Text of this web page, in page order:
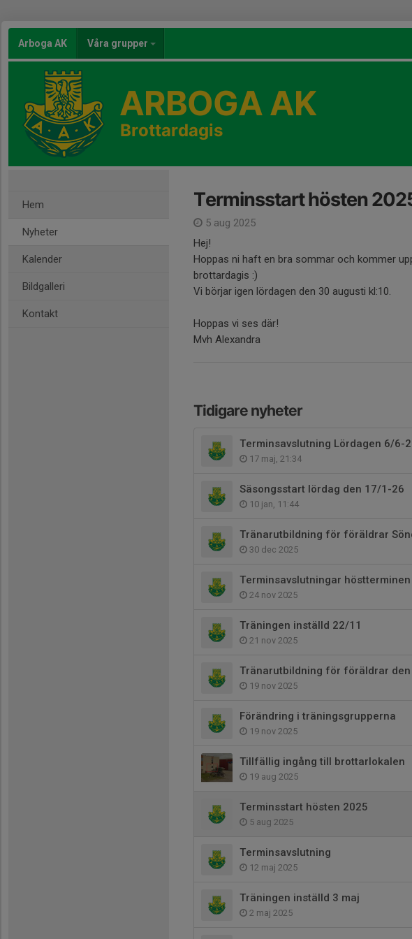
Arboga AK Våra grupper
ARBOGA AK
Brottardagis
Hem
Nyheter
Kalender
Bildgalleri
Kontakt
Terminsstart hösten
5 aug 2025
Hej!
Hoppas ni haft en bra sommar och kommer
brottardagis :)
Vi börjar igen lördagen den 30 augusti kl:10.
Hoppas vi ses där!
Mvh Alexandra
Tidigare nyheter
Terminsavslutning Lördagen 6/6-
17 maj, 21:34
Säsongsstart lördag den 17/1-26
10 jan, 11:44
Tränarutbildning för föräldrar
30 dec 2025
Terminsavslutningar
24 nov 2025
Träningen inställd 22/11
21 nov 2025
Tränarutbildning för föräldrar
19 nov 2025
Förändring i träningsgrupperna
19 nov 2025
Tillfällig ingång till brottarlokalen
19 aug 2025
Terminsstart hösten 2025
5 aug 2025
Terminsavslutning
12 maj 2025
Träningen inställd 3 maj
2 maj 2025